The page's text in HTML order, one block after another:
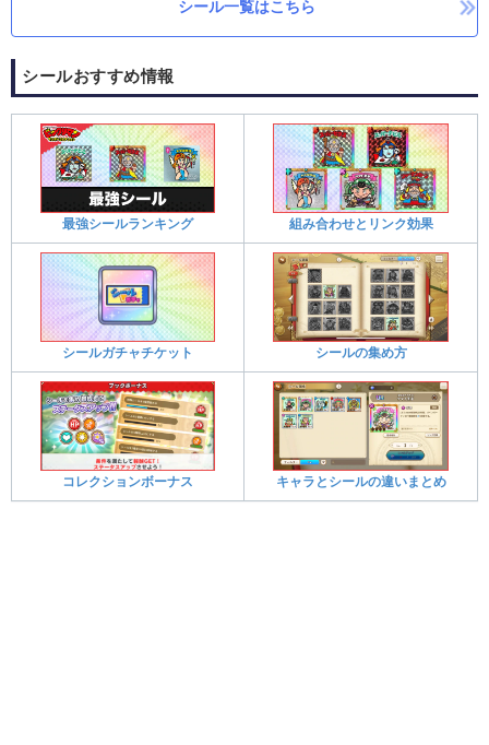
シール一覧はこちら
シールおすすめ情報
最強シールランキング 組み合わせとリンク効果
シールガチャチケット シールの集め方
コレクションボーナス キャラとシールの違いまとめ